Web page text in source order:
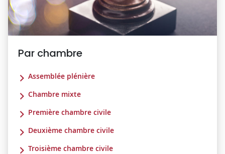
Par chambre
Assemblée plénière
Chambre mixte
Première chambre civile
Deuxième chambre civile
Troisième chambre civile